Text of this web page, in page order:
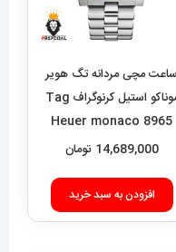
ساعت مچی مردانه تگ هویر
موناکو استیل کرنوگراف Tag
Heuer monaco 8965
14,689,000 تومان
افزودن به سبد خرید